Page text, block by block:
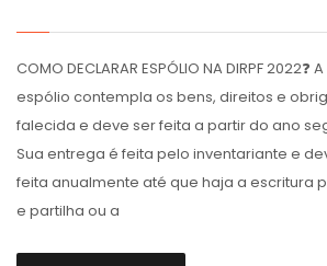
COMO DECLARAR ESPÓLIO NA DIRPF
espólio contempla os bens, direitos e
falecida e deve ser feita a partir do ano
Sua entrega é feita pelo inventariante e
feita anualmente até que haja a escritura
e partilha ou a